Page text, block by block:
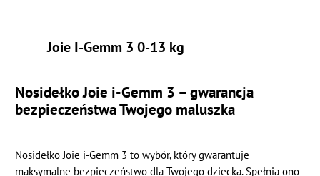
Joie I-Gemm 3 0-13 kg
Nosidełko Joie i-Gemm 3 – gwarancja
bezpieczeństwa Twojego maluszka
Nosidełko Joie i-Gemm 3 to wybór, który gwarantuje
maksymalne bezpieczeństwo dla Twojego dziecka. Spełnia ono